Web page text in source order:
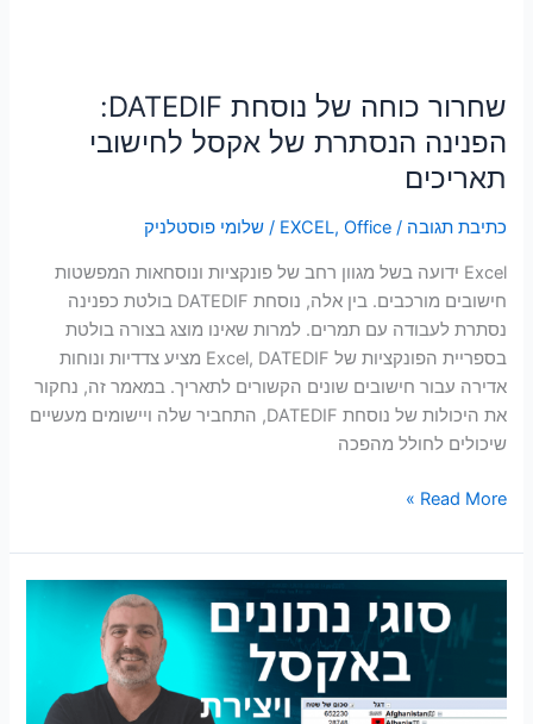
שחרור כוחה של נוסחת DATEDIF:
הפנינה הנסתרת של אקסל לחישובי
תאריכים
כתיבת תגובה /
EXCEL, Office
/שלומי פוסטלניק
Excel ידועה בשל מגוון רחב של פונקציות ונוסחאות המפשטות
חישובים מורכבים. בין אלה, נוסחת DATEDIF בולטת כפנינה
נסתרת לעבודה עם תמרים. למרות שאינו מוצג בצורה בולטת
בספריית הפונקציות של Excel, DATEDIF מציע צדדיות ונוחות
אדירה עבור חישובים שונים הקשורים לתאריך. במאמר זה, נחקור
את היכולות של נוסחת DATEDIF, התחביר שלה ויישומים מעשיים
שיכולים לחולל מהפכה
Read More »
ותמונות
פיווט